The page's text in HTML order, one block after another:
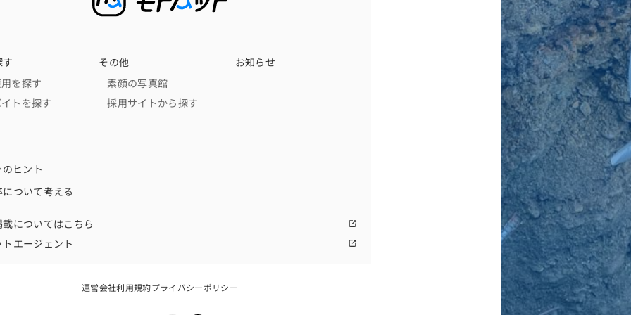
を探す
トを探す
ヒント
ついて考える
その他
素顔の写真館
採用サイトから探す
お知らせ
についてはこちら
エージェント
運営会社利用規約プライバシーポリシー